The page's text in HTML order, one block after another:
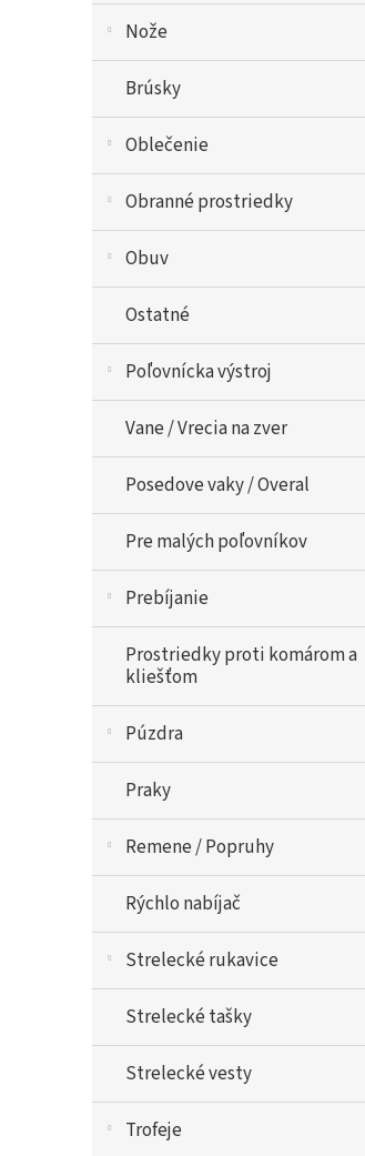
Nože
Brúsky
Oblečenie
Obranné prostriedky
Obuv
Ostatné
Poľovnícka výstroj
Vane / Vrecia na zver
Posedove vaky / Overal
Pre malých poľovníkov
Prebíjanie
Prostriedky proti komárom a
kliešťom
Púzdra
Praky
Remene / Popruhy
Rýchlo nabíjač
Strelecké rukavice
Strelecké tašky
Strelecké vesty
Trofeje